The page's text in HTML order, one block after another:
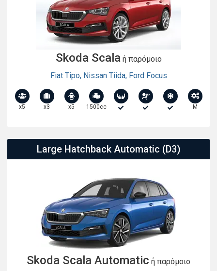
Skoda Scala ή παρόμοιο
Fiat Tipo, Nissan Tiida, Ford Focus
x5 x3 x5 1500cc M
Large Hatchback Automatic (D3)
Skoda Scala Automatic ή παρόμοιο